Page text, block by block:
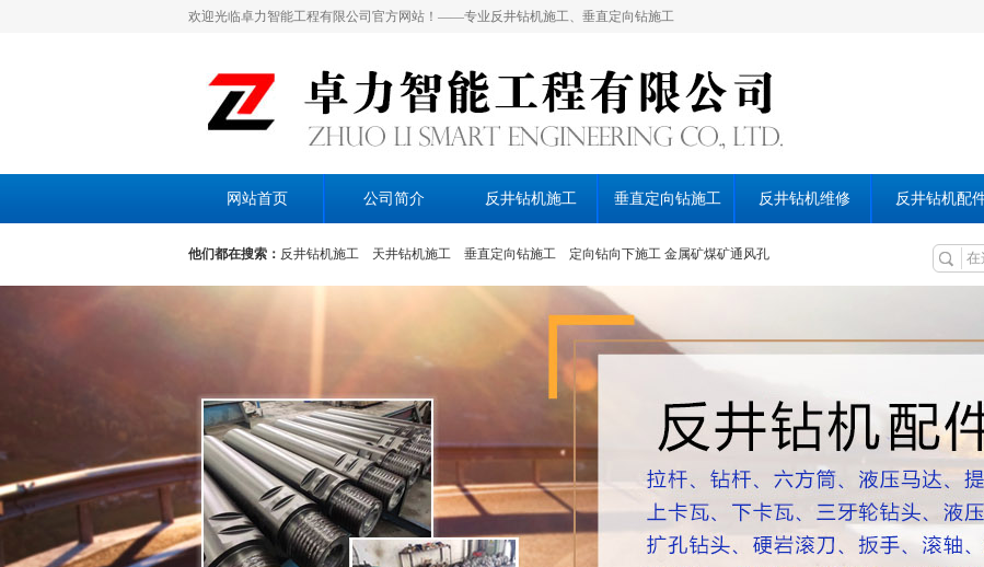
欢迎光临卓力智能工程有限公司官方网站！——专业反井钻机施工、垂直定向钻施工
网站首页 公司简介 反井钻机施工 垂直定向钻施工 反井钻机维修 反井钻机配
他们都在搜索： 反井钻机施工 天井钻机施工 垂直定向钻施工 定向钻向下施工 金属矿煤矿通风孔